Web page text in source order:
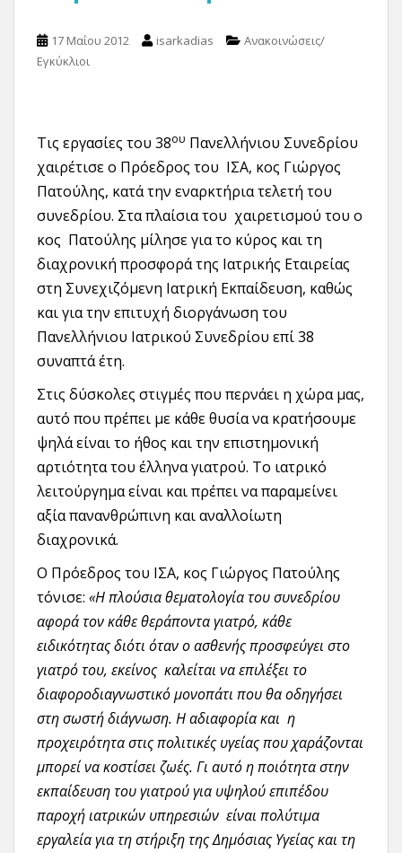
17 Μαΐου 2012 isarkadias
Ανακοινώσεις/
Εγκύκλιοι
Τις εργασίες του 38ου Πανελλήνιου Συνεδρίου
χαιρέτισε ο Πρόεδρος του ΙΣΑ, κος Γιώργος
Πατούλης, κατά την εναρκτήρια τελετή του
συνεδρίου. Στα πλαίσια του χαιρετισμού του ο
κος Πατούλης μίλησε για το κύρος και τη
διαχρονική προσφορά της Ιατρικής Εταιρείας
στη Συνεχιζόμενη Ιατρική Εκπαίδευση, καθώς
και για την επιτυχή διοργάνωση του
Πανελλήνιου Ιατρικού Συνεδρίου επί 38
συναπτά έτη.
Στις δύσκολες στιγμές που περνάει η χώρα μας,
αυτό που πρέπει με κάθε θυσία να κρατήσουμε
ψηλά είναι το ήθος και την επιστημονική
αρτιότητα του έλληνα γιατρού. Το ιατρικό
λειτούργημα είναι και πρέπει να παραμείνει
αξία πανανθρώπινη και αναλλοίωτη
διαχρονικά.
Ο Πρόεδρος του ΙΣΑ, κος Γιώργος Πατούλης
τόνισε: «Η πλούσια θεματολογία του συνεδρίου
αφορά τον κάθε θεράποντα γιατρό, κάθε
ειδικότητας διότι όταν ο ασθενής προσφεύγει στο
γιατρό του, εκείνος καλείται να επιλέξει το
διαφοροδιαγνωστικό μονοπάτι που θα οδηγήσει
στη σωστή διάγνωση. Η αδιαφορία και η
προχειρότητα στις πολιτικές υγείας που χαράζονται
μπορεί να κοστίσει ζωές. Γι αυτό η ποιότητα στην
εκπαίδευση του γιατρού για υψηλού επιπέδου
παροχή ιατρικών υπηρεσιών είναι πολύτιμα
εργαλεία για τη στήριξη της Δημόσιας Υγείας και τη